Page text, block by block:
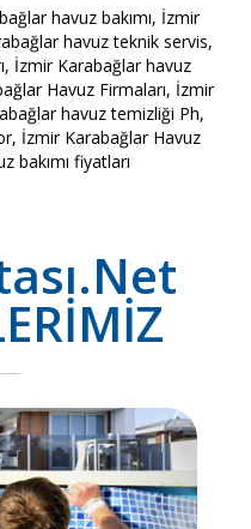
havuz bakımı, İzmir
havuz teknik servis,
İzmir Karabağlar havuz
Havuz Firmaları, İzmir
havuz temizliği Ph,
İzmir Karabağlar Havuz
bakımı fiyatları